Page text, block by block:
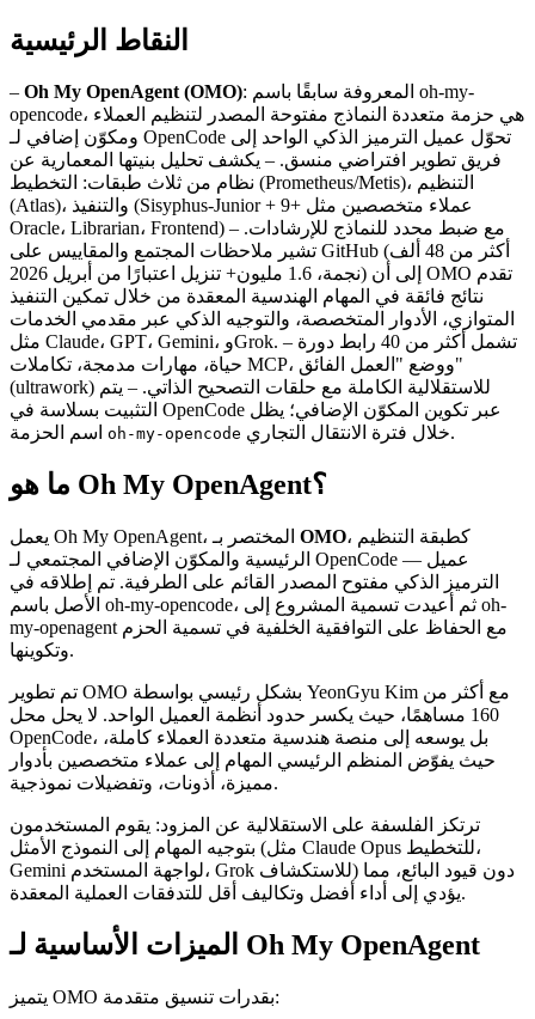
النقاط الرئيسية
– Oh My OpenAgent (OMO): المعروفة سابقًا باسم oh-my-
opencode، هي حزمة متعددة النماذج مفتوحة المصدر لتنظيم العملاء
ومكوّن إضافي لـ OpenCode تحوّل عميل الترميز الذكي الواحد إلى
فريق تطوير افتراضي منسق. – يكشف تحليل بنيتها المعمارية عن
نظام من ثلاث طبقات: التخطيط (Prometheus/Metis)، التنظيم
(Atlas)، والتنفيذ (Sisyphus-Junior + 9+ عملاء متخصصين مثل
Oracle، Librarian، Frontend) مع ضبط محدد للنماذج للإرشادات. –
تشير ملاحظات المجتمع والمقاييس على GitHub (أكثر من 48 ألف
نجمة، 1.6 مليون+ تنزيل اعتبارًا من أبريل 2026) إلى أن OMO تقدم
نتائج فائقة في المهام الهندسية المعقدة من خلال تمكين التنفيذ
المتوازي، الأدوار المتخصصة، والتوجيه الذكي عبر مقدمي الخدمات
مثل Claude، GPT، Gemini، وGrok. – تشمل أكثر من 40 رابط دورة
حياة، مهارات مدمجة، تكاملات MCP، ووضع "العمل الفائق"
(ultrawork) للاستقلالية الكاملة مع حلقات التصحيح الذاتي. – يتم
التثبيت بسلاسة في OpenCode عبر تكوين المكوّن الإضافي؛ يظل
oh-my-opencode خلال فترة الانتقال التجاري.
ما هو Oh My OpenAgent؟
OMO، كطبقة التنظيم
الرئيسية والمكوّن الإضافي المجتمعي لـ OpenCode — عميل
الترميز الذكي مفتوح المصدر القائم على الطرفية. تم إطلاقه في
الأصل باسم oh-my-opencode، ثم أعيدت تسمية المشروع إلى oh-
my-openagent مع الحفاظ على التوافقية الخلفية في تسمية الحزم
وتكوينها.
تم تطوير OMO بشكل رئيسي بواسطة YeonGyu Kim مع أكثر من
160 مساهمًا، حيث يكسر حدود أنظمة العميل الواحد. لا يحل محل
OpenCode، بل يوسعه إلى منصة هندسية متعددة العملاء كاملة،
حيث يفوّض المنظم الرئيسي المهام إلى عملاء متخصصين بأدوار
مميزة، أذونات، وتفضيلات نموذجية.
ترتكز الفلسفة على الاستقلالية عن المزود: يقوم المستخدمون
بتوجيه المهام إلى النموذج الأمثل (مثل Claude Opus للتخطيط،
Gemini لواجهة المستخدم، Grok للاستكشاف) دون قيود البائع، مما
يؤدي إلى أداء أفضل وتكاليف أقل للتدفقات العملية المعقدة.
الميزات الأساسية لـ Oh My OpenAgent
يتميز OMO بقدرات تنسيق متقدمة: